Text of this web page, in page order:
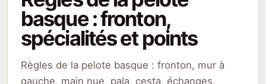
basque : fronton,
spécialités et points
Règles de la pelote basque : fronton, mur à
gauche, main nue, pala, cesta, échanges,